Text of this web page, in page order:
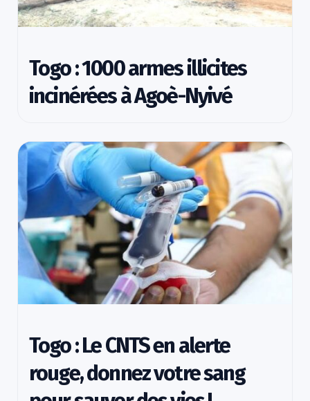
Togo : 1000 armes illicites
incinérées à Agoè-Nyivé
Togo : Le CNTS en alerte
rouge, donnez votre sang